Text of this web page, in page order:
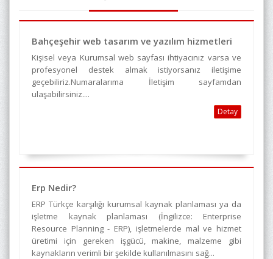
Bahçeşehir web tasarım ve yazılım hizmetleri
Kişisel veya Kurumsal web sayfası ihtiyacınız varsa ve
profesyonel destek almak istiyorsanız iletişime
geçebiliriz.Numaralarıma İletişim sayfamdan
ulaşabilirsiniz....
Detay
Erp Nedir?
ERP Türkçe karşılığı kurumsal kaynak planlaması ya da
işletme kaynak planlaması (İngilizce: Enterprise
Resource Planning - ERP), işletmelerde mal ve hizmet
üretimi için gereken işgücü, makine, malzeme gibi
kaynakların verimli bir şekilde kullanılmasını sağ...